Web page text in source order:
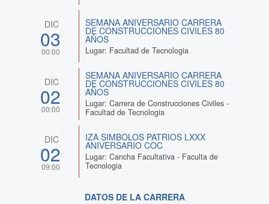
DIC
03
00:00
SEMANA ANIVERSARIO CARRERA
DE CONSTRUCCIONES CIVILES 80
AÑOS
Lugar: Facultad de Tecnologia
DIC
02
00:00
SEMANA ANIVERSARIO CARRERA
DE CONSTRUCCIONES CIVILES 80
AÑOS
Lugar: Carrera de Construcciones Civiles -
Facultad de Tecnologia
DIC
02
09:00
IZA SIMBOLOS PATRIOS LXXX
ANIVERSARIO COC
Lugar: Cancha Facultativa - Faculta de
Tecnologia
DATOS DE LA CARRERA